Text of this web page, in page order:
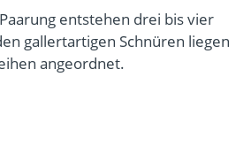
entstehen drei bis vier
gallertartigen Schnüren liegen
angeordnet.